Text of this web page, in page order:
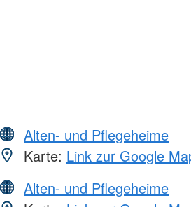
Alten- und Pflegeheime
Karte: Link zur Google
Alten- und Pflegeheime